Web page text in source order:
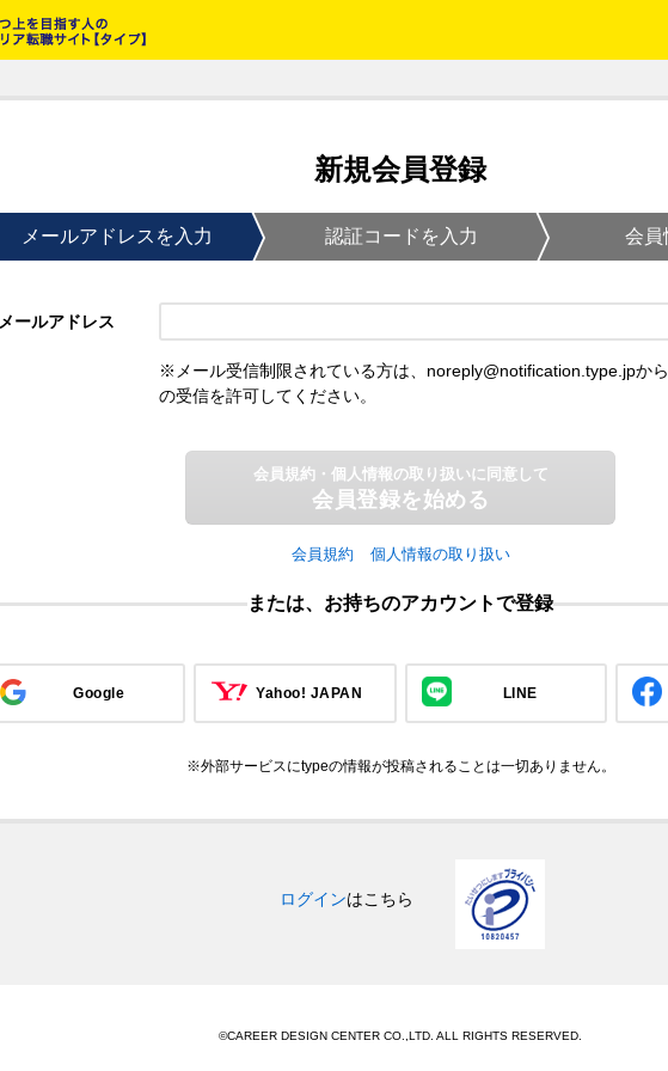
新規会員登録
メールアドレスを入力 認証コードを入力 会員
メールアドレス
※メール受信制限されている方は、noreply@notification.type.jpから
の受信を許可してください。
会員規約・個人情報の取り扱いに同意して
会員登録を始める
会員規約 個人情報の取り扱い
または、お持ちのアカウントで登録
Google Yahoo! JAPAN LINE
※外部サービスにtypeの情報が投稿されることは一切ありません。
ログインはこちら
©CAREER DESIGN CENTER CO.,LTD. ALL RIGHTS RESERVED.